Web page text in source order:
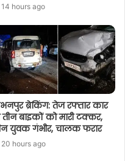
14 hours ago
ब्रेकिंग: तेज रफ्तार कार
बाइकों को मारी टक्कर,
युवक गंभीर, चालक फरार
20 hours ago